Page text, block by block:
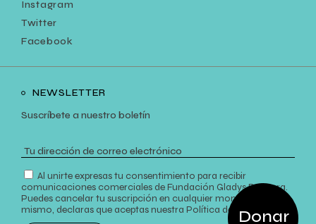
Instagram
Twitter
Facebook
NEWSLETTER
Suscríbete a nuestro boletín
Al unirte expresas tu consentimiento para recibir
comunicaciones comerciales de Fundación Gladys Palmera.
Puedes cancelar tu suscripción en cualquier momento. Así
mismo, declaras que aceptas nuestra Política de Privacidad
Donar